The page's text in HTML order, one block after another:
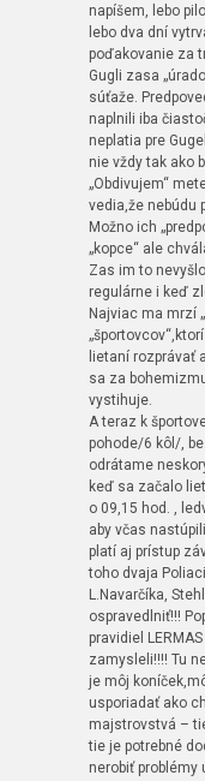
napíšem, lebo
lebo dva dní
poďakovanie za
Gugli zasa
súťaže.
naplnili iba
neplatia pre
nie vždy tak ako
„Obdivujem“
vedia,že nebúdu
Možno ich
„kopce“ ale
Zas im to
regulárne i keď
Najviac ma mrzí
lietaní rozprávať
sa za
vystihuje.
A teraz k
pohode/6 kôl/,
odrátame
keď sa začalo
o 09,15 hod. ,
aby včas
platí aj prístup
toho dvaja
L.Navarčíka,
ospravedlniť!!!
pravidiel
zamysleli!!!! Tu
je môj
usporiadať ako
majstrovstvá –
tie je potrebné
nerobiť problémy